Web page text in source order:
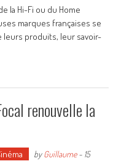
la Hi-Fi ou du Home
marques françaises se
leurs produits, leur savoir-
renouvelle la
byGuillaume- 15